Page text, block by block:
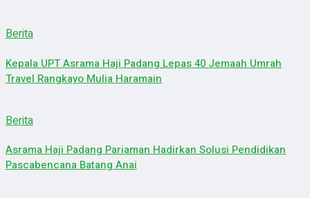
Berita
Kepala UPT Asrama Haji Padang Lepas 40 Jemaah Umrah
Travel Rangkayo Mulia Haramain
Berita
Asrama Haji Padang Pariaman Hadirkan Solusi Pendidikan
Pascabencana Batang Anai